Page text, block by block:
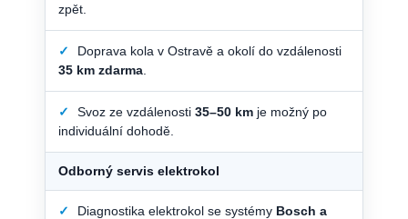
zpět.
✓
Doprava kola v Ostravě a okolí do vzdálenosti
35 km zdarma
✓ Svoz ze vzdálenosti 35–50 km je možný po
individuální dohodě.
Odborný servis elektrokol
✓ Diagnostika elektrokol se systémy Bosch a